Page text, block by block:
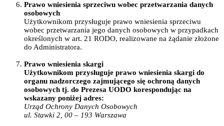
Prawo wniesienia sprzeciwu wobec przetwarzania danych
osobowych
Użytkownikom przysługuje prawo wniesienia sprzeciwu
wobec przetwarzania jego danych osobowych w przypadkach
określonych w art. 21 RODO, realizowane na żądanie złożone
do Administratora.
Prawo wniesienia skargi
Użytkownikom przysługuje prawo wniesienia skargi do
organu nadzorczego zajmującego się ochroną danych
osobowych tj. do Prezesa UODO korespondując na
wskazany poniżej adres:
Urząd Ochrony Danych Osobowych
ul. Stawki 2, 00 – 193 Warszawa